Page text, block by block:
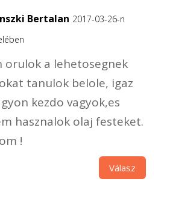
Bertalan 2017-03-26-n
orulok a lehetosegnek
tanulok belole, igaz
kezdo vagyok,es
hasznalok olaj festeket.
!
Válasz